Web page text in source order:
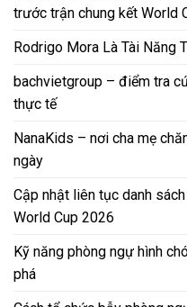
trước trận chung kết World
Rodrigo Mora Là Tài Năng
bachvietgroup – điểm tra
thực tế
NanaKids – nơi cha mẹ
ngày
Cập nhật liên tục danh
World Cup 2026
Kỹ năng phòng ngự hình
phá